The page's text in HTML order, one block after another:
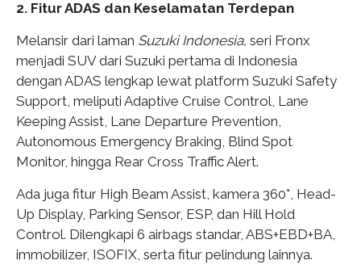
2. Fitur ADAS dan Keselamatan Terdepan
Melansir dari laman Suzuki Indonesia, seri Fronx
menjadi SUV dari Suzuki pertama di Indonesia
dengan ADAS lengkap lewat platform Suzuki Safety
Support, meliputi Adaptive Cruise Control, Lane
Keeping Assist, Lane Departure Prevention,
Autonomous Emergency Braking, Blind Spot
Monitor, hingga Rear Cross Traffic Alert.
Ada juga fitur High Beam Assist, kamera 360°, Head-
Up Display, Parking Sensor, ESP, dan Hill Hold
Control. Dilengkapi 6 airbags standar, ABS+EBD+BA,
immobilizer, ISOFIX, serta fitur pelindung lainnya.